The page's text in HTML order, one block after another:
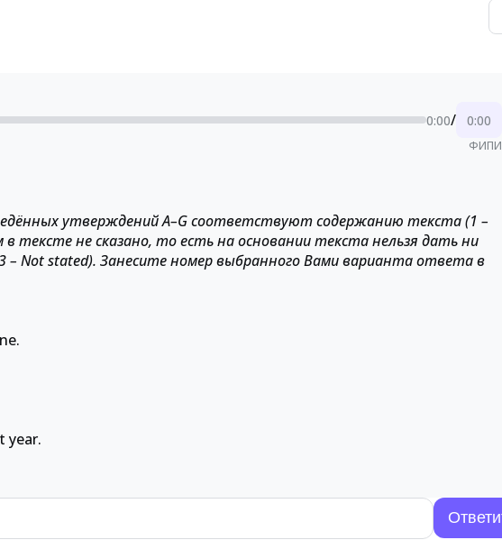
0:00/ 0:00
ФИПИ
утверждений A–G соответствуют содержанию текста (1 –
тексте не сказано, то есть на основании текста нельзя дать ни
Not stated). Занесите номер выбранного Вами варианта ответа в
year.